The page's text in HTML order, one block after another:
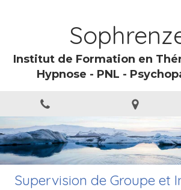
Institut de Formation en
Hypnose - PNL -
Supervision de Groupe et